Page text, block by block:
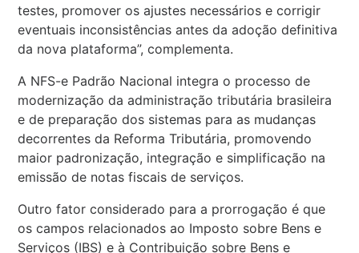
testes, promover os ajustes necessários e corrigir
eventuais inconsistências antes da adoção definitiva
da nova plataforma”, complementa.
A NFS-e Padrão Nacional integra o processo de
modernização da administração tributária brasileira
e de preparação dos sistemas para as mudanças
decorrentes da Reforma Tributária, promovendo
maior padronização, integração e simplificação na
emissão de notas fiscais de serviços.
Outro fator considerado para a prorrogação é que
os campos relacionados ao Imposto sobre Bens e
Serviços (IBS) e à Contribuição sobre Bens e